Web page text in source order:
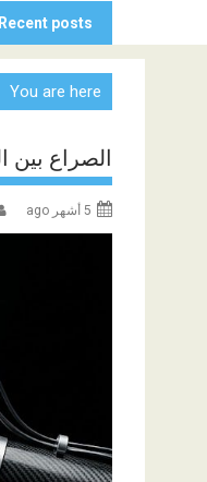
Recent posts
You are here
الصراع بين
5 أشهر ago